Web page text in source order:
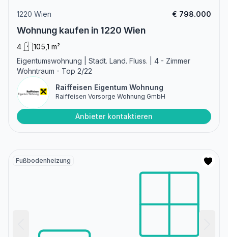
1220 Wien € 798.000
Wohnung kaufen in 1220 Wien
4
105,1 m²
Eigentumswohnung | Stadt. Land. Fluss. | 4 - Zimmer
Wohntraum - Top 2/22
Raiffeisen Eigentum Wohnung
Raiffeisen Vorsorge Wohnung GmbH
Anbieter kontaktieren
Fußbodenheizung